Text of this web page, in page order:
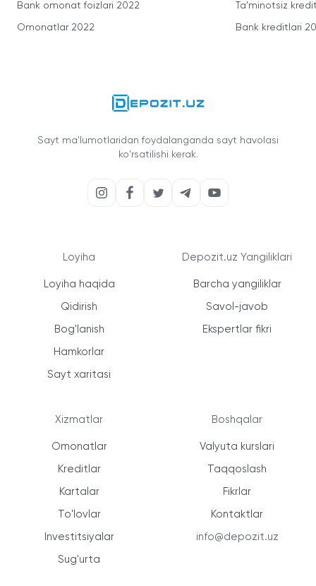
Bank omonat foizlari 2022
Omonatlar 2022
Ta'minotsiz
Bank kreditlari
Sayt ma'lumotlaridan foydalanganda sayt havolasi
ko'rsatilishi kerak.
Loyiha
Loyiha haqida
Qidirish
Bog'lanish
Hamkorlar
Sayt xaritasi
Xizmatlar
Omonatlar
Kreditlar
Kartalar
To'lovlar
Investitsiyalar
Sug'urta
Depozit.uz Yangiliklari
Barcha yangiliklar
Savol-javob
Ekspertlar fikri
Boshqalar
Valyuta kurslari
Taqqoslash
Fikrlar
Kontaktlar
info@depozit.uz